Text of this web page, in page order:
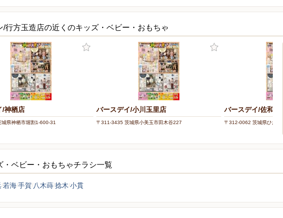
/行方玉造店の近くのキッズ・ベビー・おもちゃ
/神栖店
県神栖市堀割1-600-31
バースデイ/小川玉里店
〒311-3435 茨城県小美玉市田木谷227
バースデイ/佐和店
〒312-0062 茨城県ひたち
・ベビー・おもちゃチラシ一覧
若海手賀 八木蒔捻木 小貫